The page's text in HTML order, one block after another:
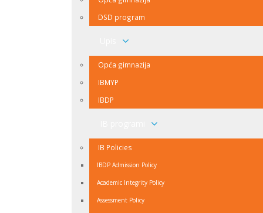
DSD program
Opća gimnazija
IBMYP
IBDP
IB Policies
IBDP Admission Policy
Academic Integrity Policy
Assessment Policy